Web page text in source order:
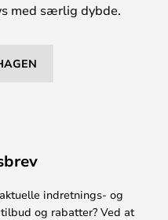
med særlig dybde.
indretnings- og
og rabatter? Ved at